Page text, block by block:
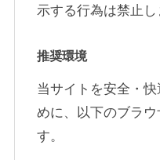
示する行為は禁止し
推奨環境
当サイトを安全・
めに、以下のブラ
す。